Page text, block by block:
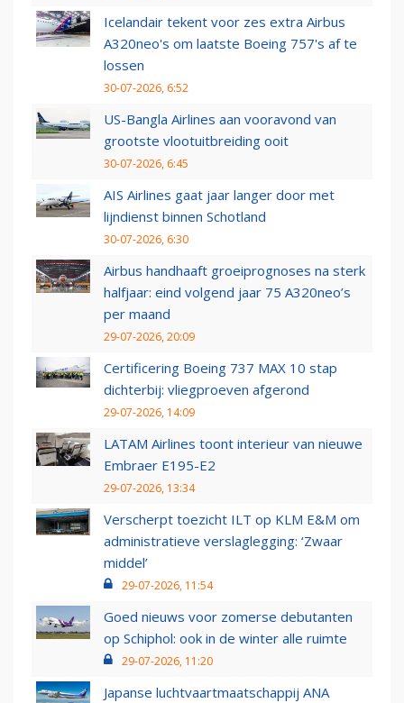
Icelandair tekent voor zes extra Airbus
A320neo's om laatste Boeing 757's af te
lossen
30-07-2026, 6:52
US-Bangla Airlines aan vooravond van
grootste vlootuitbreiding ooit
30-07-2026, 6:45
AIS Airlines gaat jaar langer door met
lijndienst binnen Schotland
30-07-2026, 6:30
Airbus handhaaft groeiprognoses na sterk
halfjaar: eind volgend jaar 75 A320neo’s
per maand
29-07-2026, 20:09
Certificering Boeing 737 MAX 10 stap
dichterbij: vliegproeven afgerond
29-07-2026, 14:09
LATAM Airlines toont interieur van nieuwe
Embraer E195-E2
29-07-2026, 13:34
Verscherpt toezicht ILT op KLM E&M om
administratieve verslaglegging: ‘Zwaar
middel’
29-07-2026, 11:54
Goed nieuws voor zomerse debutanten
op Schiphol: ook in de winter alle ruimte
29-07-2026, 11:20
Japanse luchtvaartmaatschappij ANA